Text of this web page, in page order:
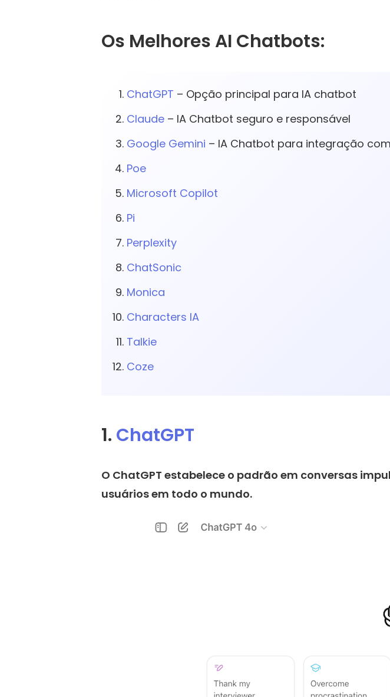
Os Melhores AI Chatbots:
ChatGPT – Opção principal para IA chatbot
Claude– IA Chatbot seguro e responsável
Google Gemini – IA Chatbot para integração
Poe
Microsoft Copilot
Pi
Perplexity
ChatSonic
Monica
Characters IA
Talkie
Coze
1. ChatGPT
O ChatGPT estabelece o padrão em conversas
usuários em todo o mundo.